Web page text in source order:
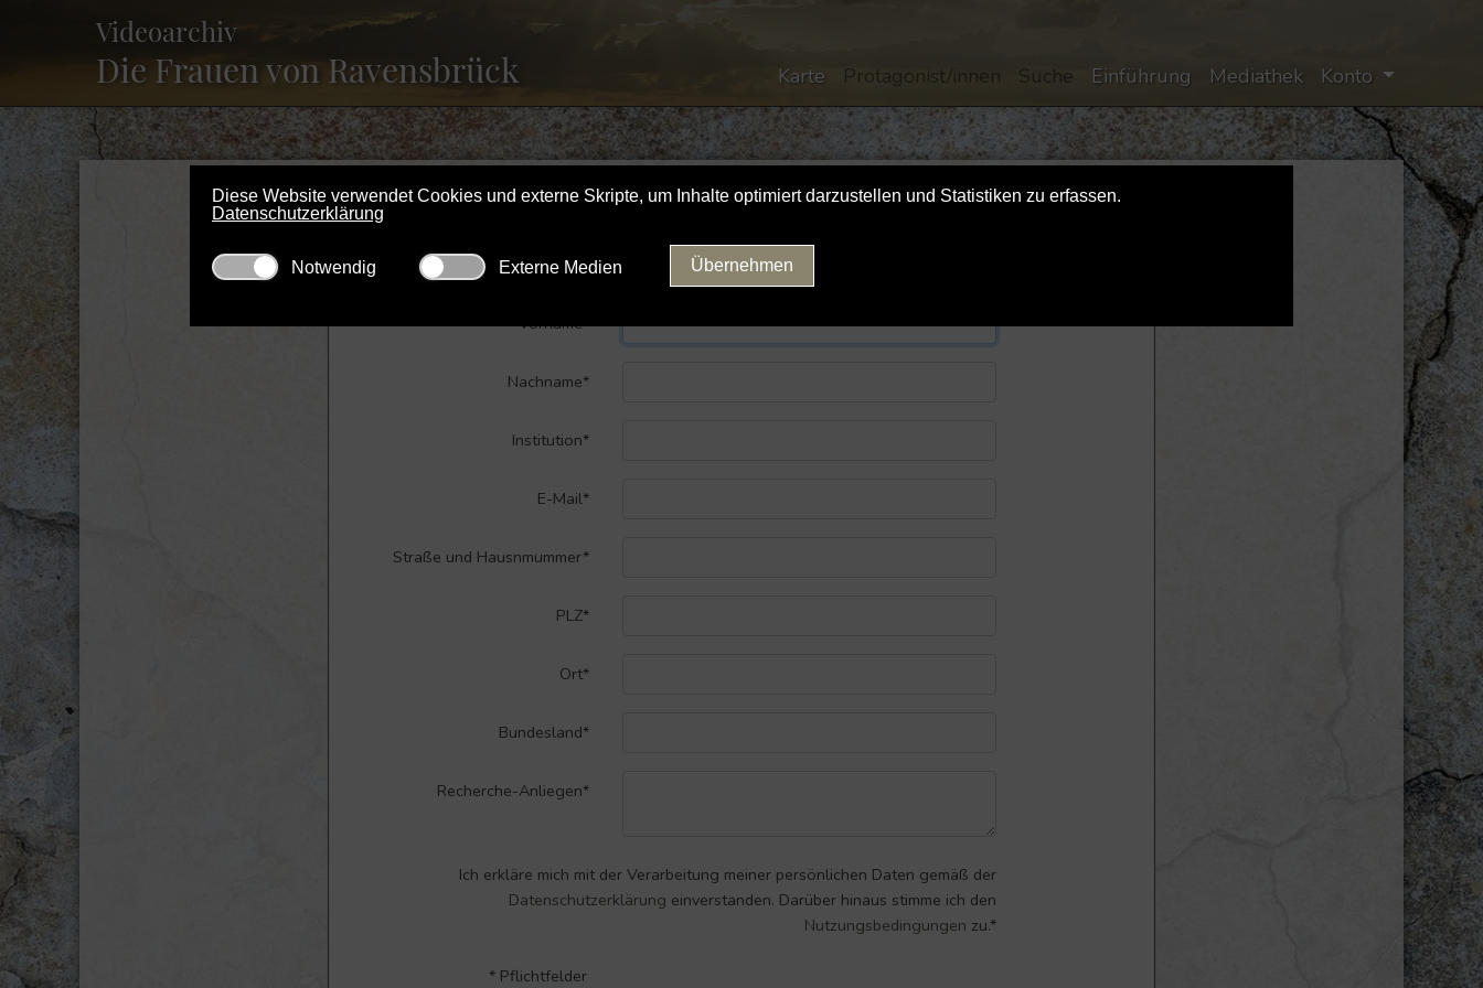
Videoarchiv
Die Frauen von Ravensbrück Karte Protagonist/innen Suche Einführung Mediathek Konto
Registrierung
Anrede*
Vorname*
Nachname*
Institution*
E-Mail*
Straße und Hausnmummer*
PLZ*
Ort*
Bundesland*
Recherche-Anliegen*
Ich erkläre mich mit der Verarbeitung meiner persönlichen Daten gemäß der
Datenschutzerklärung einverstanden. Darüber hinaus stimme ich den
Nutzungsbedingungen zu.*
* Pflichtfelder
Diese Website verwendet Cookies und externe Skripte, um Inhalte optimiert darzustellen und Statistiken zu erfassen.
Datenschutzerklärung
Übernehmen